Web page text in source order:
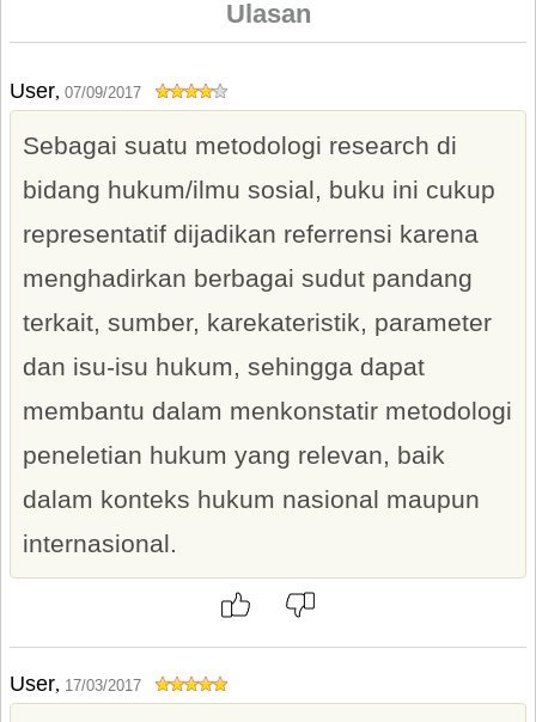
Ulasan
User, 07/09/2017
Sebagai suatu metodologi research di
bidang hukum/ilmu sosial, buku ini cukup
representatif dijadikan referrensi karena
menghadirkan berbagai sudut pandang
terkait, sumber, karekateristik, parameter
dan isu-isu hukum, sehingga dapat
membantu dalam menkonstatir metodologi
peneletian hukum yang relevan, baik
dalam konteks hukum nasional maupun
internasional.
User, 17/03/2017